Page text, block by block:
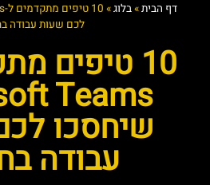
דף הבית»בלוג»
לכם שעות עבודה
10 טיפים
Teams
שיחסכו
עבודה